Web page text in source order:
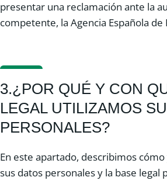
presentar una reclamación ante la
competente, la Agencia Española
3.¿POR QUÉ Y CON
LEGAL UTILIZAMOS
PERSONALES?
En este apartado, describimos
sus datos personales y la base legal